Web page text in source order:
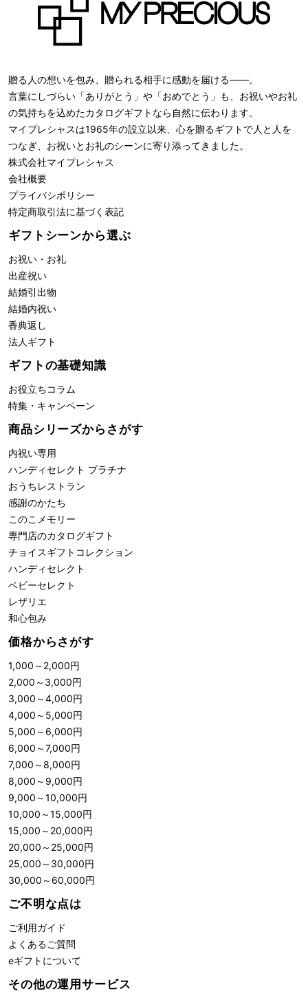
贈る人の想いを包み、贈られる相手に感動を届ける――。
言葉にしづらい「ありがとう」や「おめでとう」も、お祝いやお礼
の気持ちを込めたカタログギフトなら自然に伝わります。
マイプレシャスは1965年の設立以来、心を贈るギフトで人と人を
つなぎ、お祝いとお礼のシーンに寄り添ってきました。
株式会社マイプレシャス
会社概要
プライバシポリシー
特定商取引法に基づく表記
ギフトシーンから選ぶ
お祝い・お礼
出産祝い
結婚引出物
結婚内祝い
香典返し
法人ギフト
ギフトの基礎知識
お役立ちコラム
特集・キャンペーン
商品シリーズからさがす
内祝い専用
ハンディセレクト プラチナ
おうちレストラン
感謝のかたち
このこメモリー
専門店のカタログギフト
チョイスギフトコレクション
ハンディセレクト
ベビーセレクト
レザリエ
和心包み
価格からさがす
1,000 ～ 2,000円
2,000 ～ 3,000円
3,000 ～4,000円
4,000 ～ 5,000円
5,000 ～ 6,000円
6,000 ～7,000円
7,000 ～8,000円
8,000 ～ 9,000円
9,000 ～10,000円
10,000 ～15,000円
15,000 ～ 20,000円
20,000 ～ 25,000円
25,000 ～ 30,000円
30,000 ～ 60,000円
ご不明な点は
ご利用ガイド
よくあるご質問
eギフトについて
その他の運用サービス